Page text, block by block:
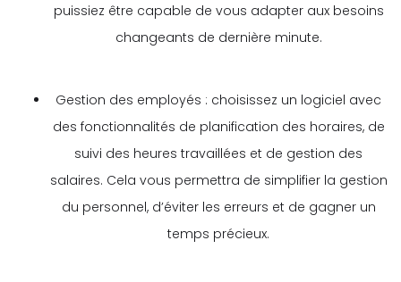
puissiez être capable de vous adapter aux besoins
changeants de dernière minute.
Gestion des employés : choisissez un logiciel avec
des fonctionnalités de planification des horaires, de
suivi des heures travaillées et de gestion des
salaires. Cela vous permettra de simplifier la gestion
du personnel, d’éviter les erreurs et de gagner un
temps précieux.